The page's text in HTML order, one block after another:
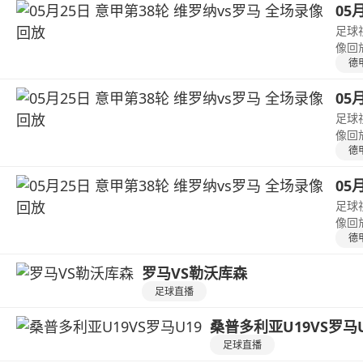
05
足球
像回
德
05
足球
像回
德
05
足球
像回
德
罗马VS勒沃库森
足球直播
桑普多利亚U19VS罗马
足球直播